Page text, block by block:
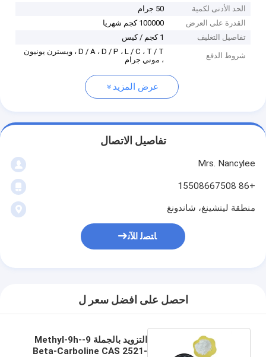
الحد الأدنى لكمية
50 جرام
القدرة على العرض
100000 كجم شهريا
تفاصيل التغليف
1 كجم / كيس
شروط الدفع
D / A ، D / P ، L / C ، T / T ، ويسترن يونيون
، موني جرام
عرض المزيد
تفاصيل الاتصال
Mrs. Nancylee
+86 15508667508
منطقة ليتشينغ، شاندونغ
ﺎﺘﺼﻟ ﺍﻶﻧ
احصل على افضل سعر ل
التزويد بالجملة 9-Methyl-9h-
Beta-Carboline CAS 2521-